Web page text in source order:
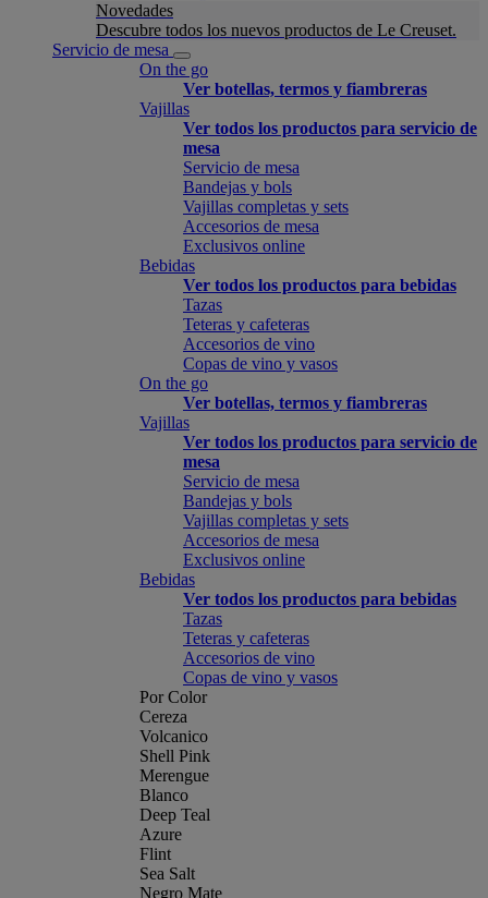
Novedades
Descubre todos los nuevos productos de Le Creuset.
Servicio de mesa
On the go
Ver botellas, termos y fiambreras
Vajillas
Ver todos los productos para servicio de
mesa
Servicio de mesa
Bandejas y bols
Vajillas completas y sets
Accesorios de mesa
Exclusivos online
Bebidas
Ver todos los productos para bebidas
Tazas
Teteras y cafeteras
Accesorios de vino
Copas de vino y vasos
On the go
Ver botellas, termos y fiambreras
Vajillas
Ver todos los productos para servicio de
mesa
Servicio de mesa
Bandejas y bols
Vajillas completas y sets
Accesorios de mesa
Exclusivos online
Bebidas
Ver todos los productos para bebidas
Tazas
Teteras y cafeteras
Accesorios de vino
Copas de vino y vasos
Por Color
Cereza
Volcanico
Shell Pink
Merengue
Blanco
Deep Teal
Azure
Flint
Sea Salt
Negro Mate